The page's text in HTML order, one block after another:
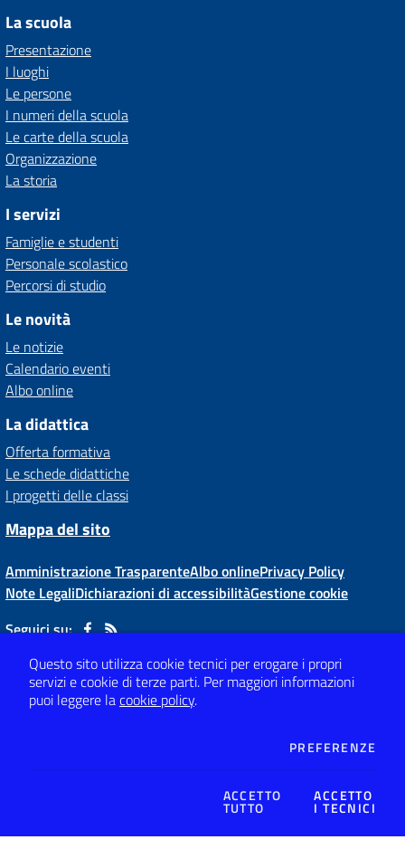
La scuola
Presentazione
I luoghi
Le persone
I numeri della scuola
Le carte della scuola
Organizzazione
La storia
I servizi
Famiglie e studenti
Personale scolastico
Percorsi di studio
Le novità
Le notizie
Calendario eventi
Albo online
La didattica
Offerta formativa
Le schede didattiche
I progetti delle classi
Mappa del sito
Amministrazione TrasparenteAlbo onlinePrivacy Policy
Note LegaliDichiarazioni di accessibilitàGestione cookie
Seguici su:
Via Dante,4-21015 Lonate Pozzolo (VA)
Tel 0331 66 81 62 - Mail:vaic80800x@istruzione.it
- C.F. 82009120120
Concept & Design by
Designers Italia
Sito web realizzato con CMS
SCUOLASTICO
Questo sito utilizza cookie tecnici per erogare i propri
servizi e cookie di terze parti. Per maggiori informazioni
puoi leggere lacookie policy.
PREFERENZE
ACCETTO
TUTTO
ACCETTO
I TECNICI